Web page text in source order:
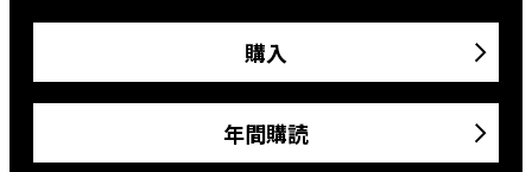
購入
年間購読